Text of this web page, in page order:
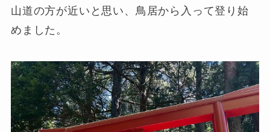
山道の方が近いと思い、鳥居から入って登り始
めました。